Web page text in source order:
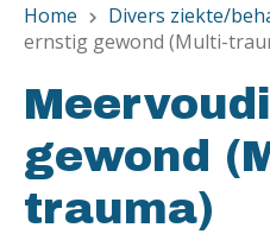
Home chevron_right Divers ziekte/
ernstig gewond (Multi-
gewond
trauma)